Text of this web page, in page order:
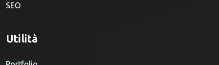
SEO
Utilità